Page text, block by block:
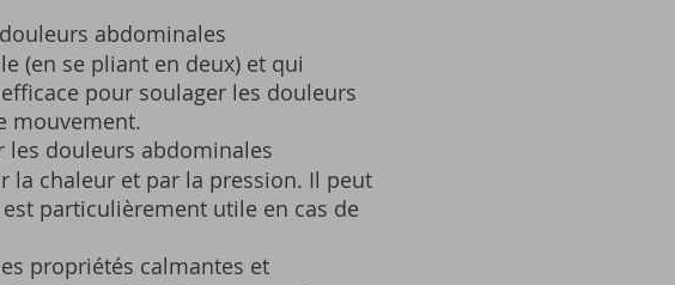
abdominales
(en se pliant en deux) et qui
pour soulager les douleurs
mouvement.
les douleurs abdominales
la chaleur et par la pression. Il peut
particulièrement utile en cas de
propriétés calmantes et